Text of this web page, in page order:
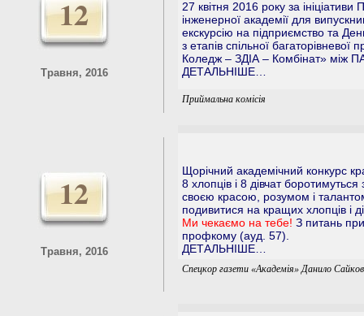
12
Травня, 2016
27 квітня 2016 року за
інженерної академії для
екскурсію на підприємство та
з етапів спільної
Коледж – ЗДІА – Комбінат» між
ДЕТАЛЬНІШЕ…
Приймальна комісія
12
Травня, 2016
Щорічний академічний конкурс
8 хлопців і 8 дівчат
своєю красою, розумом і
подивитися на кращих хлопців і
Ми чекаємо на тебе! З питань
профкому (ауд. 57).
ДЕТАЛЬНІШЕ…
Спецкор газети «Академія» Данило